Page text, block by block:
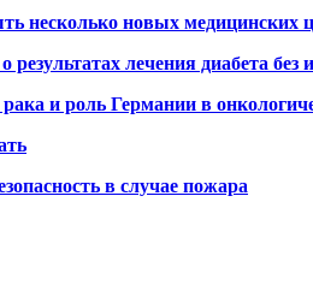
несколько новых медицинских
лечения диабета без
и роль Германии в
в случае пожара